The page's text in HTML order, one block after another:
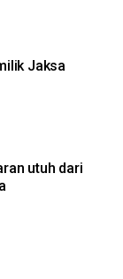
Jaksa
utuh dari